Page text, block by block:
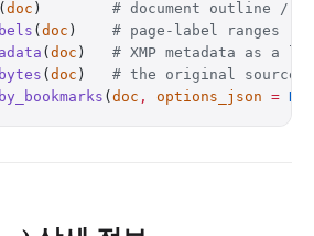
( doc ) # document outline /
( doc ) # page-label ranges
( doc ) # XMP metadata as a
( doc ) # the original source
( doc , options_json =